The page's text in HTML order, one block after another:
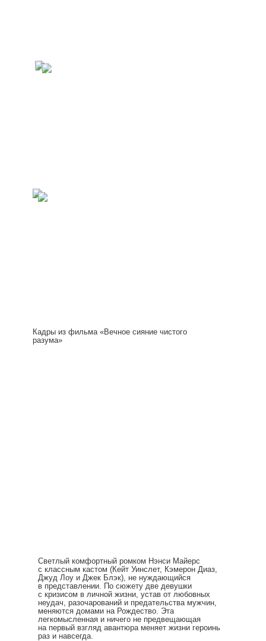
Кадры из фильма «Вечное сияние чистого
разума»
Светлый комфортный ромком Нэнси Майерс
с классным кастом (Кейт Уинслет, Кэмерон Диаз,
Джуд Лоу и Джек Блэк), не нуждающийся
в представлении. По сюжету две девушки
с кризисом в личной жизни, устав от любовных
неудач, разочарований и предательства мужчин,
меняются домами на Рождество. Эта
легкомысленная и ничего не предвещающая
на первый взгляд авантюра меняет жизни героинь
раз и навсегда.